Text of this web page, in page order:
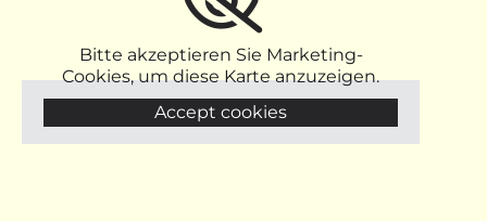
Bitte akzeptieren Sie Marketing-
Cookies, um diese Karte anzuzeigen.
Accept cookies